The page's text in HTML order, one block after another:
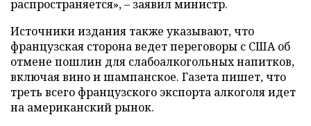
распространяется», – заявил министр.
Источники издания также указывают, что
французская сторона ведет переговоры с США об
отмене пошлин для слабоалкогольных напитков,
включая вино и шампанское. Газета пишет, что
треть всего французского экспорта алкоголя идет
на американский рынок.